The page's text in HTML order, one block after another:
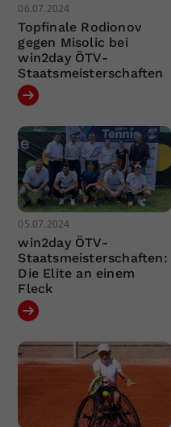
06.07.2024
Topfinale Rodionov
gegen Misolic bei
win2day ÖTV-
Staatsmeisterschaften
05.07.2024
win2day ÖTV-
Staatsmeisterschaften:
Die Elite an einem
Fleck